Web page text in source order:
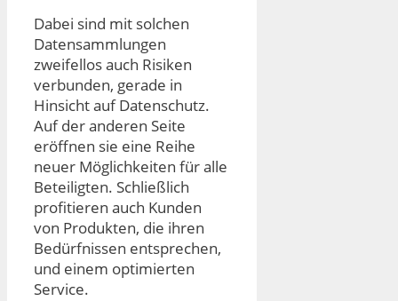
Dabei sind mit solchen
Datensammlungen
zweifellos auch Risiken
verbunden, gerade in
Hinsicht auf Datenschutz.
Auf der anderen Seite
eröffnen sie eine Reihe
neuer Möglichkeiten für alle
Beteiligten. Schließlich
profitieren auch Kunden
von Produkten, die ihren
Bedürfnissen entsprechen,
und einem optimierten
Service.